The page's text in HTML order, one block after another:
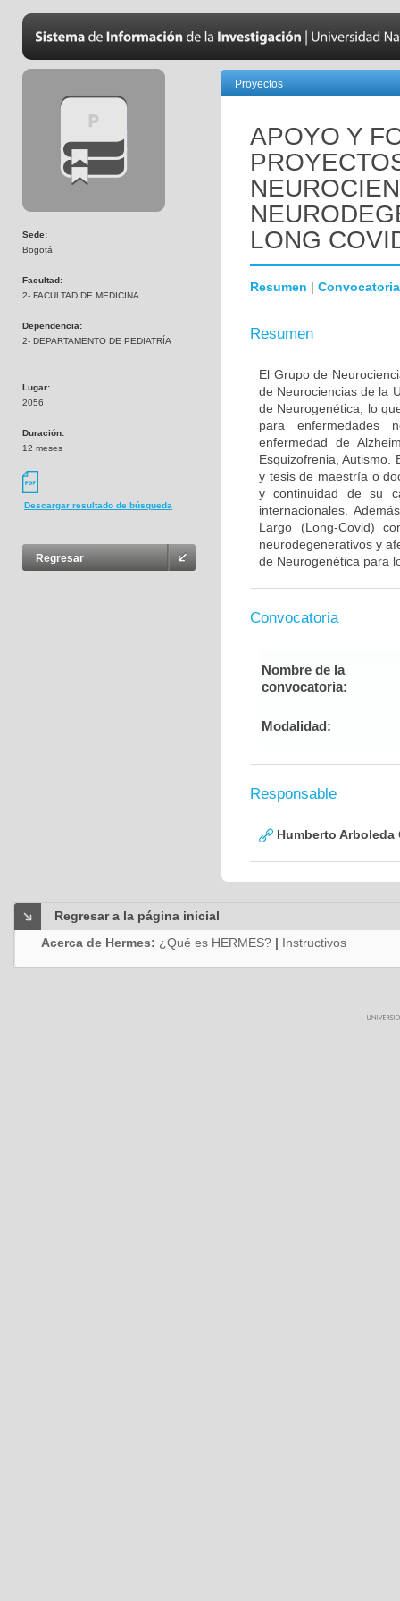
Sede:
Bogotá
Facultad:
2- FACULTAD DE MEDICINA
Dependencia:
2- DEPARTAMENTO DE PEDIATRÍA
Lugar:
2056
Duración:
12 meses
Descargar resultado de búsqueda
Regresar
Proyectos
APOYO Y
LONG
Resumen | Convocatoria
Resumen
El Grupo de
de Neurociencias de la
de Neurogenética, lo
para enfermedades
enfermedad de
Esquizofrenia, Autismo.
y tesis de maestría o
y continuidad de su
internacionales.
Largo (Long-Covid)
neurodegenerativos y
de Neurogenética para
Convocatoria
Nombre de la
convocatoria:
Modalidad:
Responsable
Humberto Arboleda
Regresar a la página inicial
Acerca de Hermes: ¿Qué es HERMES? | Instructivos